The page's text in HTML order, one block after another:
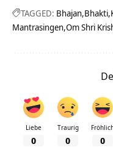
TAGGED: Bhajan Bhakti
Mantrasingen Om Shri
Liebe
0
Traurig
0 0